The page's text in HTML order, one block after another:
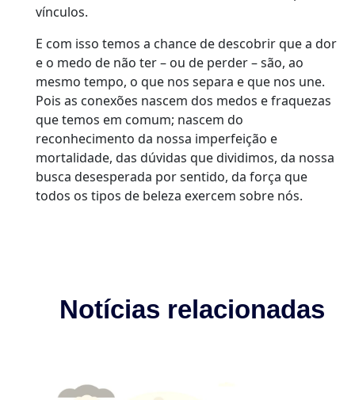
vínculos.
E com isso temos a chance de descobrir que a dor
e o medo de não ter – ou de perder – são, ao
mesmo tempo, o que nos separa e que nos une.
Pois as conexões nascem dos medos e fraquezas
que temos em comum; nascem do
reconhecimento da nossa imperfeição e
mortalidade, das dúvidas que dividimos, da nossa
busca desesperada por sentido, da força que
todos os tipos de beleza exercem sobre nós.
Notícias relacionadas